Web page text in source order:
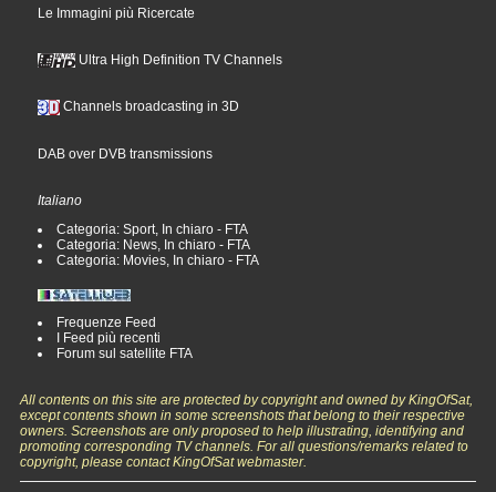
Le Immagini più Ricercate
Ultra High Definition TV Channels
Channels broadcasting in 3D
DAB over DVB transmissions
Italiano
Categoria: Sport, In chiaro - FTA
Categoria: News, In chiaro - FTA
Categoria: Movies, In chiaro - FTA
Frequenze Feed
I Feed più recenti
Forum sul satellite FTA
All contents on this site are protected by copyright and owned by KingOfSat,
except contents shown in some screenshots that belong to their respective
owners. Screenshots are only proposed to help illustrating, identifying and
promoting corresponding TV channels. For all questions/remarks related to
copyright, please contact KingOfSat webmaster.